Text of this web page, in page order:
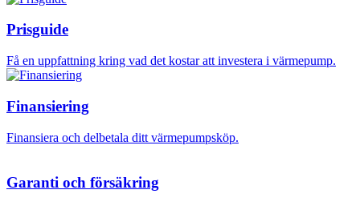
Prisguide
Få en uppfattning kring vad det kostar att investera i värmepump.
Finansiering
Finansiera och delbetala ditt värmepumpsköp.
Garanti och försäkring